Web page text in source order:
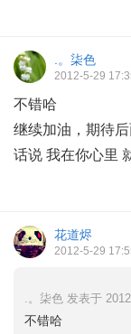
.。柒色
2012-5-29
不错哈
继续加油，期待后
话说 我在你心里
花道烬
2012-5-29
.。柒色 发表于
不错哈